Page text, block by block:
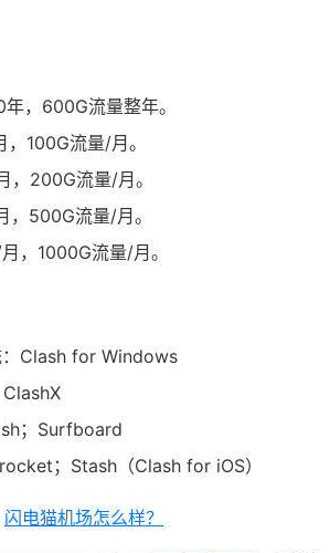
，600G流量整年。
100G流量/月。
，200G流量/月。
，500G流量/月。
，1000G流量/月。
Clash for Windows
；Surfboard
；Stash（Clash for iOS）
闪电猫机场怎么样？